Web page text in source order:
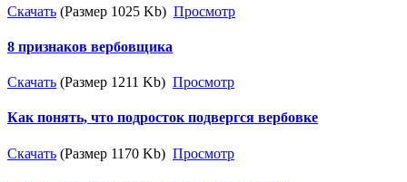
Скачать (Размер 1025 Kb) Просмотр
8 признаков вербовщика
Скачать (Размер 1211 Kb) Просмотр
Как понять, что подросток подвергся вербовке
Скачать (Размер 1170 Kb) Просмотр